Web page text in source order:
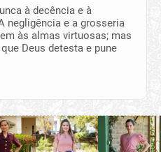
à decência e à
negligência e a grosseria
às almas virtuosas; mas
Deus detesta e pune